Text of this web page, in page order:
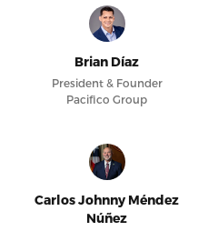
Brian Díaz
President & Founder
Pacifico Group
Carlos Johnny Méndez
Núñez